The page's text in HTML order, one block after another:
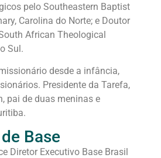
pelo Southeastern Baptist
Carolina do Norte; e Doutor
African Theological
Sul.
desde a infância,
Presidente da Tarefa,
pai de duas meninas e
Base
Diretor Executivo Base Brasil